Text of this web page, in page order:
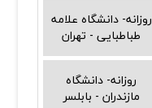
روزانه- دانشگاه علامه
طباطبایی - تهران
روزانه- دانشگاه
مازندران - بابلسر